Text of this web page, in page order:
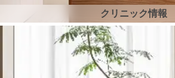
クリニック情報